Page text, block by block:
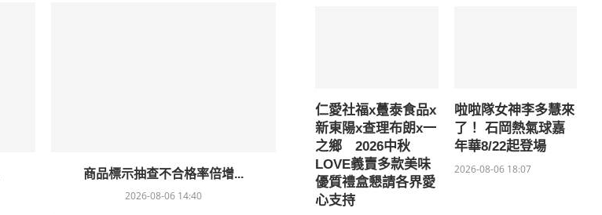
商品標示抽查不合格率倍增...
2026-08-06 14:40
仁愛社福x躉泰食品x
新東陽x查理布朗x一
之鄉 2026中秋
LOVE義賣多款美味
優質禮盒懇請各界愛
心支持
啦啦隊女神李多慧來
了！ 石岡熱氣球嘉
年華8/22起登場
2026-08-06 18:07